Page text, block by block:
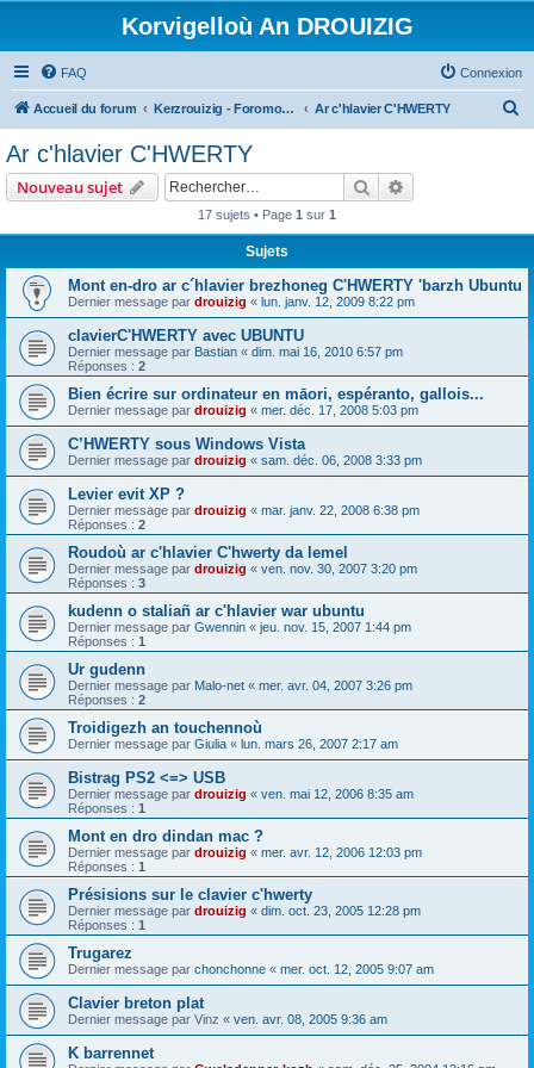
Korvigelloù An DROUIZIG
FAQ Connexion
Accueil du forum Kerzrouizig - Foromoù An Drouizig Ar c'hlavier C'HWERTY
Ar c'hlavier C'HWERTY
Nouveau sujet Rechercher
17 sujets • Page 1 sur 1
Sujets
Mont en-dro ar c´hlavier brezhoneg C'HWERTY 'barzh Ubuntu
Dernier message par drouizig « lun. janv. 12, 2009 8:22 pm
clavierC'HWERTY avec UBUNTU
Dernier message par Bastian « dim. mai 16, 2010 6:57 pm
Réponses : 2
Bien écrire sur ordinateur en māori, espéranto, gallois...
Dernier message par drouizig « mer. déc. 17, 2008 5:03 pm
C’HWERTY sous Windows Vista
Dernier message par drouizig « sam. déc. 06, 2008 3:33 pm
Levier evit XP ?
Dernier message par drouizig « mar. janv. 22, 2008 6:38 pm
Réponses : 2
Roudoù ar c'hlavier C'hwerty da lemel
Dernier message par drouizig « ven. nov. 30, 2007 3:20 pm
Réponses : 3
kudenn o staliañ ar c'hlavier war ubuntu
Dernier message par Gwennin « jeu. nov. 15, 2007 1:44 pm
Réponses : 1
Ur gudenn
Dernier message par Malo-net « mer. avr. 04, 2007 3:26 pm
Réponses : 2
Troidigezh an touchennoù
Dernier message par Giulia « lun. mars 26, 2007 2:17 am
Bistrag PS2 <=> USB
Dernier message par drouizig « ven. mai 12, 2006 8:35 am
Réponses : 1
Mont en dro dindan mac ?
Dernier message par drouizig « mer. avr. 12, 2006 12:03 pm
Réponses : 1
Présisions sur le clavier c'hwerty
Dernier message par drouizig « dim. oct. 23, 2005 12:28 pm
Réponses : 1
Trugarez
Dernier message par chonchonne « mer. oct. 12, 2005 9:07 am
Clavier breton plat
Dernier message par Vinz « ven. avr. 08, 2005 9:36 am
K barrennet